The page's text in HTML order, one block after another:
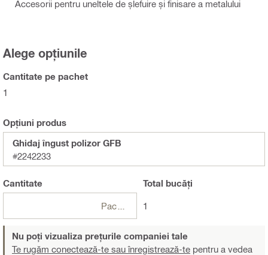
Accesorii pentru uneltele de șlefuire și finisare a metalului
Alege opțiunile
Cantitate pe pachet
1
Opțiuni produs
Ghidaj îngust polizor GFB
#2242233
Cantitate Total bucăți
1
Nu poți vizualiza prețurile companiei tale
Te rugăm conectează-te sau înregistrează-te pentru a vedea